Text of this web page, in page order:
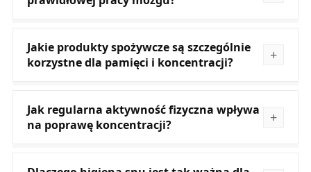
Jakie produkty spożywcze są szczególnie
korzystne dla pamięci i koncentracji?
Jak regularna aktywność fizyczna wpływa
na poprawę koncentracji?